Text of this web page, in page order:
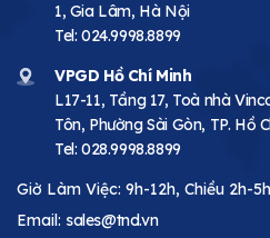
1, Gia Lâm, Hà Nội
Tel: 024.9998.8899
VPGD Hồ Chí Minh
L17-11, Tầng 17, Toà nhà
Tôn, Phường Sài Gòn, TP. Hồ
Tel: 028.9998.8899
Giờ Làm Việc: 9h-12h, Chiều 2h-5h
Email: sales@tnd.vn